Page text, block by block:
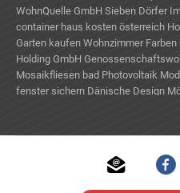
WohnQuelle GmbH Sieben Dörfer
container haus kosten österreich
Garten kaufen Wohnzimmer Farben
Holding GmbH
Mosaikfliesen bad Photovoltaik
fenster sichern Dänische Design